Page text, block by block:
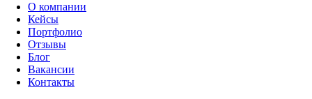
О компании
Кейсы
Портфолио
Отзывы
Блог
Вакансии
Контакты